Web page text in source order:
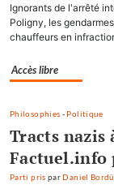
Ignorants de l'arrêté
Poligny, les
chauffeurs en
Accès libre
Philosophies - Politique
Tracts nazis
Factuel.info
Parti pris parDaniel